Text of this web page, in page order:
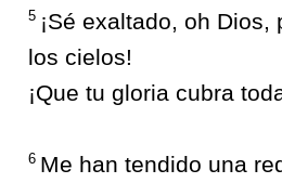
5 ¡Sé exaltado, oh Dios,
los cielos!
¡Que tu gloria cubra
6 Me han tendido una